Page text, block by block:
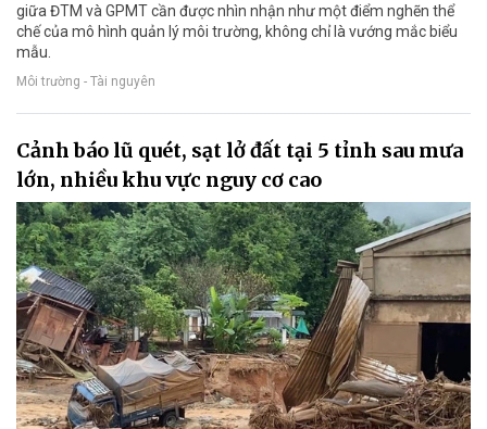
giữa ĐTM và GPMT cần được nhìn nhận như một điểm nghẽn thể
chế của mô hình quản lý môi trường, không chỉ là vướng mắc biểu
mẫu.
Môi trường - Tài nguyên
Cảnh báo lũ quét, sạt lở đất tại 5 tỉnh sau mưa
lớn, nhiều khu vực nguy cơ cao